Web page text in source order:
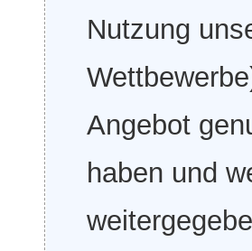
Nutzung
Angebot
haben und